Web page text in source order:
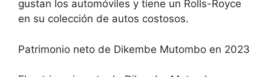
gustan los automóviles y tiene un Rolls-Royce
en su colección de autos costosos.
Patrimonio neto de Dikembe Mutombo en 2023